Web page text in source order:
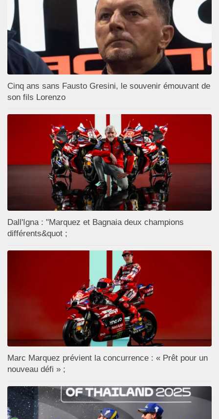
Cinq ans sans Fausto Gresini, le souvenir émouvant de
son fils Lorenzo
Dall'Igna : "Marquez et Bagnaia deux champions
différents&quot ;
Marc Marquez prévient la concurrence : « Prêt pour un
nouveau défi » ;